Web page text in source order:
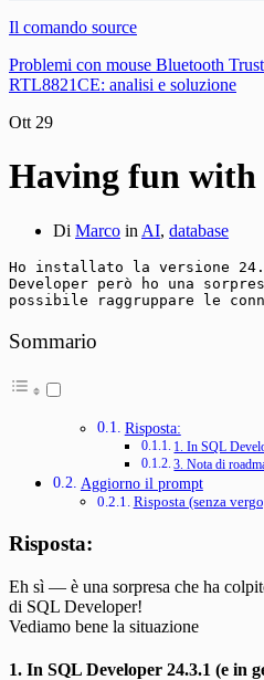
Il comando source
Problemi con mouse Bluetooth
RTL8821CE: analisi e soluzione
Ott 29
Having fun
Di Marco in AI, database
Ho installato la versione
Developer però ho una
possibile raggruppare le
Sommario
Risposta:
1. In SQL
3. Nota di
Aggiorno il prompt
Risposta (senza
Risposta:
Eh sì — è una sorpresa che ha
di SQL Developer!
Vediamo bene la situazione
1. In SQL Developer 24.3.1 (e in